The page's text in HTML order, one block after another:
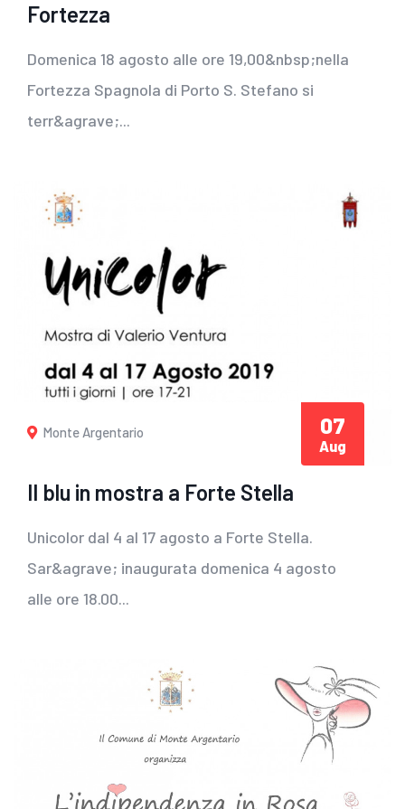
Fortezza
Domenica 18 agosto alle ore 19,00&nbsp;nella
Fortezza Spagnola di Porto S. Stefano si
terr&agrave;...
Monte Argentario
Il blu in mostra a Forte Stella
Unicolor dal 4 al 17 agosto a Forte Stella.
Sar&agrave; inaugurata domenica 4 agosto
alle ore 18.00...
07
Aug